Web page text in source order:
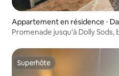
Appartement en résidence ⋅
Promenade jusqu'à Dolly Sods,
Superhôte
Superhôte